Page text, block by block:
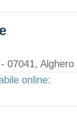
07041, Alghero
online: